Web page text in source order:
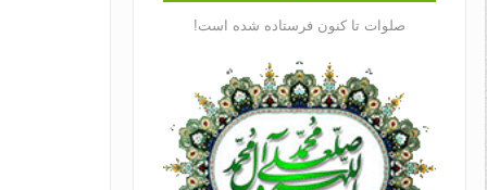
صلوات تا کنون فرستاده شده است!